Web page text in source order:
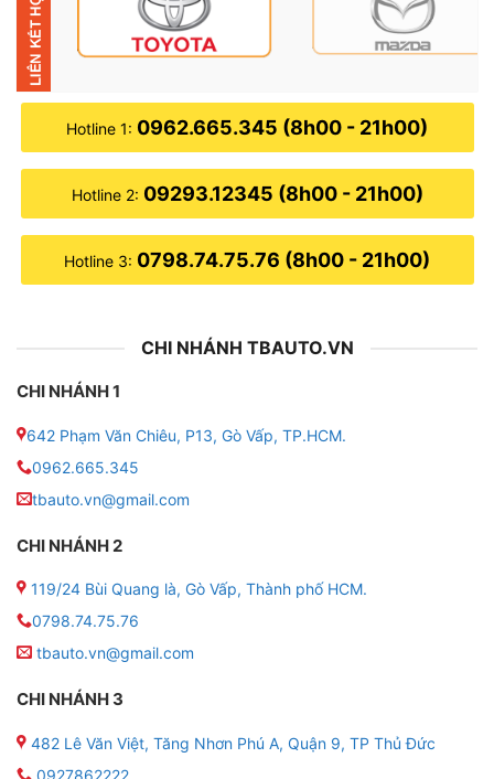
Những tính năng nổi bật của màn hình Oled A5 trên
Mitsubishi Xpander 2022
Màn hình sắc nét – Giao diện thân thiện
– Tấm nền IPS chống lóa, hiển thị rõ ngay cả khi đi
dưới nắng.
– Kích thước lớn, thao tác cảm ứng mượt mà, giao diện
icon to, dễ sử dụng.
Giải trí đa phương tiện
màn hình.
Hotline 1: 0962.665.345 (8h00 - 21h00)
Hotline 2: 09293.12345 (8h00 - 21h00)
Hotline 3: 0798.74.75.76 (8h00 - 21h00)
CHI NHÁNH TBAUTO.VN
CHI NHÁNH 1
642 Phạm Văn Chiêu, P13, Gò Vấp, TP.HCM.
0962.665.345
tbauto.vn@gmail.com
CHI NHÁNH 2
119/24 Bùi Quang là, Gò Vấp, Thành phố HCM.
0798.74.75.76
tbauto.vn@gmail.com
CHI NHÁNH 3
482 Lê Văn Việt, Tăng Nhơn Phú A, Quận 9, TP Thủ Đức
0927862222